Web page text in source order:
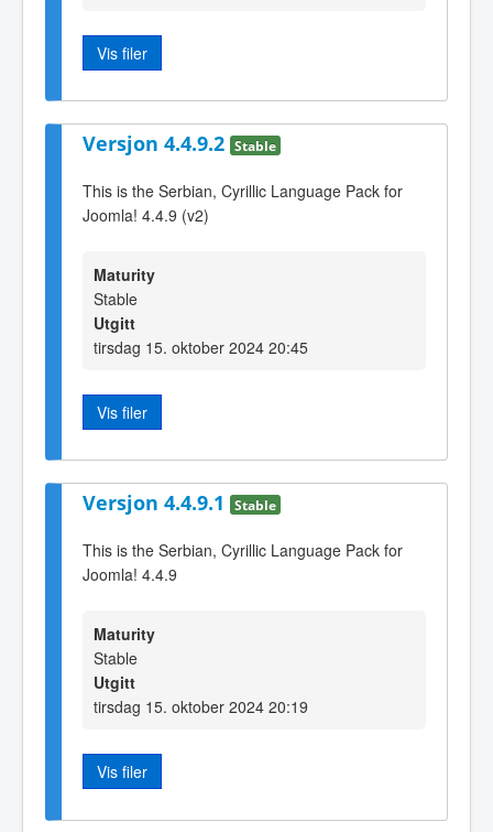
Vis filer
Versjon 4.4.9.2 Stable
This is the Serbian, Cyrillic Language Pack for
Joomla! 4.4.9 (v2)
Maturity
Stable
Utgitt
tirsdag 15. oktober 2024 20:45
Vis filer
Versjon 4.4.9.1 Stable
This is the Serbian, Cyrillic Language Pack for
Joomla! 4.4.9
Maturity
Stable
Utgitt
tirsdag 15. oktober 2024 20:19
Vis filer